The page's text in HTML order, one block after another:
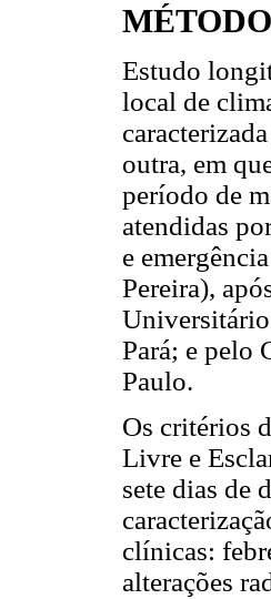
Estudo
local de
outra, em
período de
atendidas
e
Pereira),
Pará; e pelo
Paulo.
Os critérios
Livre e
sete dias de
clínicas:
alterações